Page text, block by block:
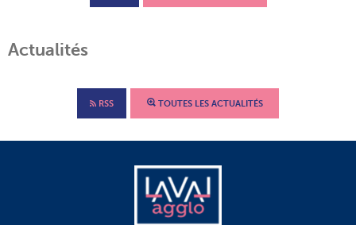
Actualités
RSS TOUTES LES ACTUALITÉS